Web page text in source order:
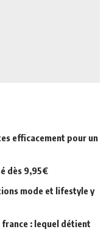
efficacement pour un
dès 9,95€
mode et lifestyle y
: lequel détient